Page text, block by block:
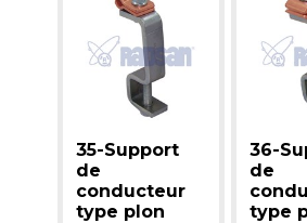
35-Support
de
conducteur
type plon
36-
de
type